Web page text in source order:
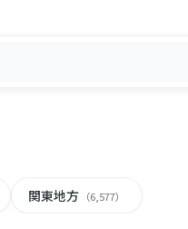
関東地方 （6,577）